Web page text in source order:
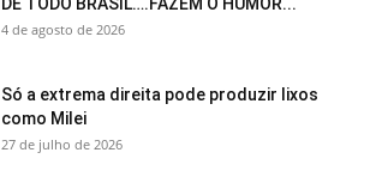
4 de agosto de 2026
Só a extrema direita pode produzir lixos
como Milei
27 de julho de 2026